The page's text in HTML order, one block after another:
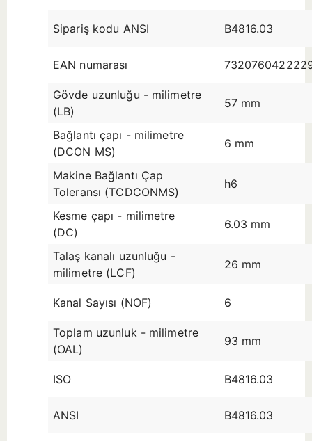
Sipariş kodu ANSI B4816.03
EAN numarası
Gövde uzunluğu - milimetre
(LB)
57 mm
Bağlantı çapı - milimetre
(DCON MS)
6 mm
Makine Bağlantı Çap
Toleransı (TCDCONMS)
h6
Kesme çapı - milimetre
(DC)
6.03 mm
Talaş kanalı uzunluğu -
milimetre (LCF)
26 mm
Kanal Sayısı (NOF) 6
Toplam uzunluk - milimetre
(OAL)
93 mm
ISO B4816.03
ANSI B4816.03